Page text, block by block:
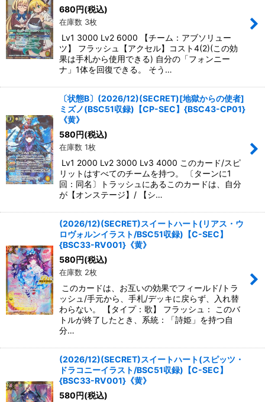
680円(税込)
在庫数 3枚
Lv1 3000 Lv2 6000 【チーム：アブソリュー
ツ】 フラッシュ【アクセル】コスト4(2)(この効
果は手札から使用できる) 自分の「フォンニー
ナ」1体を回復できる。 そう…
〔状態B〕(2026/12)(SECRET)[地獄からの使者]
ミズノ(BSC51収録)【CP-SEC】{BSC43-CP01}
《黄》
580円(税込)
在庫数 1枚
Lv1 2000 Lv2 3000 Lv3 4000 このカード/スピ
リットはすべてのチームを持つ。 〔ターンに1
回：同名〕トラッシュにあるこのカードは、自分
が【オンステージ】/ 【シ…
(2026/12)(SECRET)スイートハート(リアス・ウ
ロヴォルンイラスト/BSC51収録)【C-SEC】
{BSC33-RV001}《黄》
580円(税込)
在庫数 2枚
このカードは、お互いの効果でフィールド/トラ
ッシュ/手元から、手札/デッキに戻らず、入れ替
わらない。 【タイプ：歌】 フラッシュ： このバ
トルが終了したとき、系統：「詩姫」を持つ自
分…
(2026/12)(SECRET)スイートハート(スピッツ・
ドラコニーイラスト/BSC51収録)【C-SEC】
{BSC33-RV001}《黄》
580円(税込)